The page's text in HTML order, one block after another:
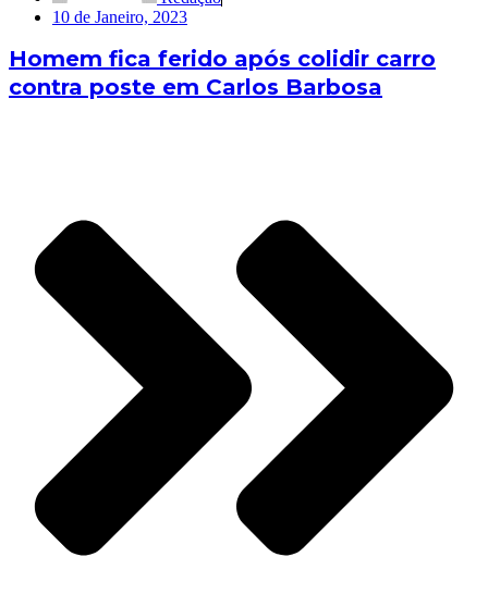
10 de Janeiro, 2023
Homem fica ferido após colidir carro
contra poste em Carlos Barbosa